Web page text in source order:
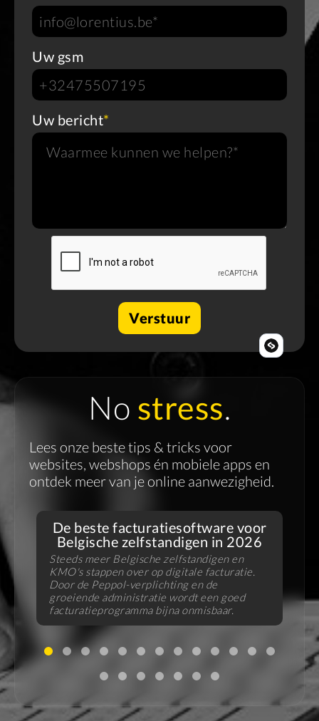
Uw gsm
Uw bericht*
No stress.
Lees onze beste tips & tricks voor
websites, webshops én mobiele apps en
ontdek meer van je online aanwezigheid.
De beste facturatiesoftware voor
Belgische zelfstandigen in 2026
Steeds meer Belgische zelfstandigen en
KMO's stappen over op digitale facturatie.
Door de Peppol-verplichting en de
groeiende administratie wordt een goed
facturatieprogramma bijna onmisbaar.